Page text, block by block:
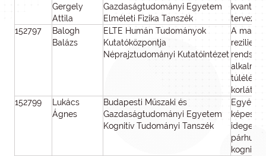
Gergely
Attila
Gazdaságtudományi Egyetem
Elméleti Fizika Tanszék
152797
Balogh
Balázs
ELTE Humán Tudományok
Kutatóközpontja
Néprajztudományi Kutatóintézet
A
túlélés
korlátai
152799
Lukács
Ágnes
Budapesti Műszaki és
Gazdaságtudományi Egyetem
Kognitív Tudományi Tanszék
Egyéni
kognitív